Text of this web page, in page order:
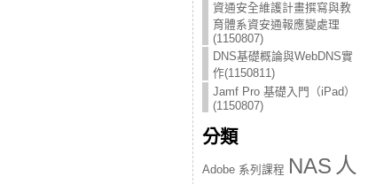
資通安全維護計畫撰寫與教
育體系資安通報應變處理
(1150807)
DNS基礎概論與WebDNS實
作(1150811)
Jamf Pro 基礎入門（iPad）
(1150807)
分類
Adobe 系列課程 NAS 人